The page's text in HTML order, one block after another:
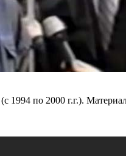
1994 по 2000 г.г.).